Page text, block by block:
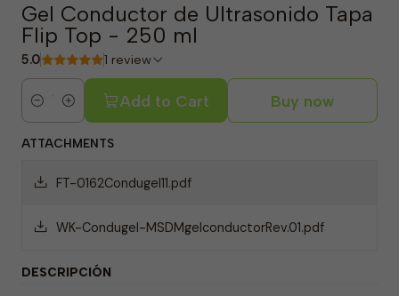
Gel Conductor de Ultrasonido Tapa
Flip Top - 250 ml
5.0 1 review
Quantity
Add to Cart Buy now
ATTACHMENTS
FT-0162Condugel11.pdf
WK-Condugel-MSDMgelconductorRev.01.pdf
DESCRIPCIÓN